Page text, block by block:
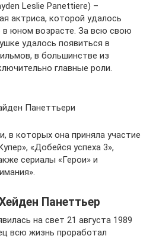
Leslie Panettiere) –
актриса, которой удалось
юном возрасте. За всю свою
удалось появиться в
в большинстве из
главные роли.
Панеттьери
в которых она приняла участие
«Добейся успеха 3»,
сериалы «Герои» и
Панеттьер
на свет 21 августа 1989
всю жизнь проработал